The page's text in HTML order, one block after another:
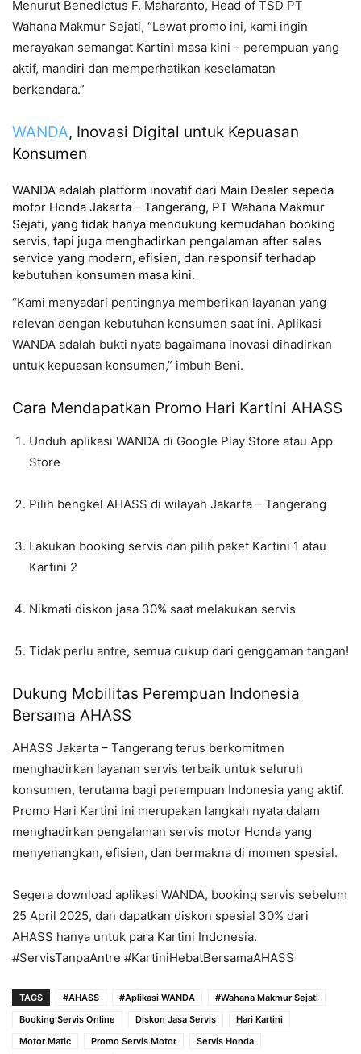
Menurut Benedictus F. Maharanto, Head of TSD PT
Wahana Makmur Sejati, “Lewat promo ini, kami ingin
merayakan semangat Kartini masa kini – perempuan yang
aktif, mandiri dan memperhatikan keselamatan
berkendara.”
WANDA, Inovasi Digital untuk Kepuasan
Konsumen
WANDA adalah platform inovatif dari Main Dealer sepeda
motor Honda Jakarta – Tangerang, PT Wahana Makmur
Sejati, yang tidak hanya mendukung kemudahan booking
servis, tapi juga menghadirkan pengalaman after sales
service yang modern, efisien, dan responsif terhadap
kebutuhan konsumen masa kini.
“Kami menyadari pentingnya memberikan layanan yang
relevan dengan kebutuhan konsumen saat ini. Aplikasi
WANDA adalah bukti nyata bagaimana inovasi dihadirkan
untuk kepuasan konsumen,” imbuh Beni.
Cara Mendapatkan Promo Hari Kartini AHASS
Unduh aplikasi WANDA di Google Play Store atau App
Store
Pilih bengkel AHASS di wilayah Jakarta – Tangerang
Lakukan booking servis dan pilih paket Kartini 1 atau
Kartini 2
Nikmati diskon jasa 30% saat melakukan servis
Tidak perlu antre, semua cukup dari genggaman tangan!
Dukung Mobilitas Perempuan Indonesia
Bersama AHASS
AHASS Jakarta – Tangerang terus berkomitmen
menghadirkan layanan servis terbaik untuk seluruh
konsumen, terutama bagi perempuan Indonesia yang aktif.
Promo Hari Kartini ini merupakan langkah nyata dalam
menghadirkan pengalaman servis motor Honda yang
menyenangkan, efisien, dan bermakna di momen spesial.
Segera download aplikasi WANDA, booking servis sebelum
25 April 2025, dan dapatkan diskon spesial 30% dari
AHASS hanya untuk para Kartini Indonesia.
#ServisTanpaAntre #KartiniHebatBersamaAHASS
TAGS #AHASS #Aplikasi WANDA
#Wahana Makmur Sejati
Booking Servis Online
Diskon Jasa Servis
Hari Kartini
Motor Matic
Promo Servis Motor
Servis Honda